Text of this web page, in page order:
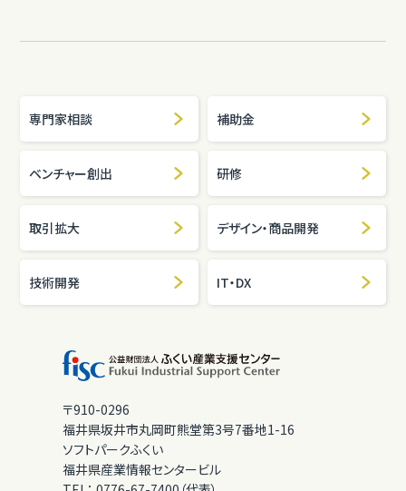
専門家相談 補助金
ベンチャー創出 研修
取引拡大 デザイン・商品開発
技術開発 IT・DX
〒910-0296
福井県坂井市丸岡町熊堂第3号7番地1-16
ソフトパークふくい
福井県産業情報センタービル